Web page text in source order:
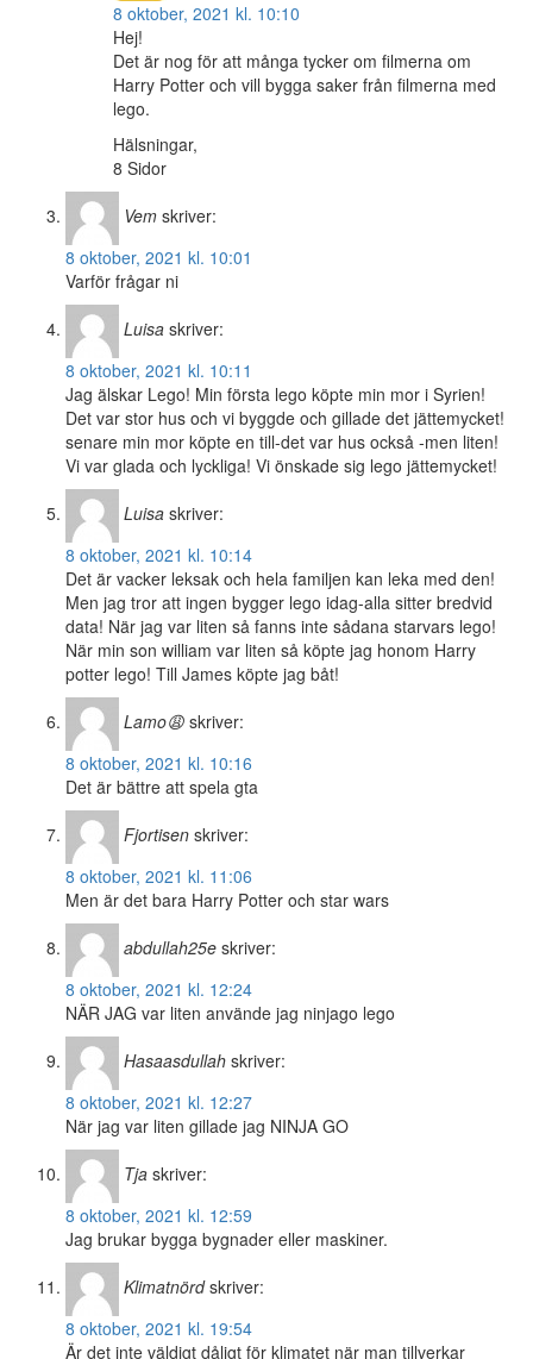
8 oktober, 2021 kl. 10:10
Hej!
Det är nog för att många tycker om filmerna om
Harry Potter och vill bygga saker från filmerna med
lego.
Hälsningar,
8 Sidor
Vem skriver:
8 oktober, 2021 kl. 10:01
Varför frågar ni
Luisa skriver:
8 oktober, 2021 kl. 10:11
Jag älskar Lego! Min första lego köpte min mor i Syrien!
Det var stor hus och vi byggde och gillade det jättemycket!
senare min mor köpte en till-det var hus också -men liten!
Vi var glada och lyckliga! Vi önskade sig lego jättemycket!
Luisa skriver:
8 oktober, 2021 kl. 10:14
Det är vacker leksak och hela familjen kan leka med den!
Men jag tror att ingen bygger lego idag-alla sitter bredvid
data! När jag var liten så fanns inte sådana starvars lego!
När min son william var liten så köpte jag honom Harry
potter lego! Till James köpte jag båt!
Lamo😩 skriver:
8 oktober, 2021 kl. 10:16
Det är bättre att spela gta
Fjortisen skriver:
8 oktober, 2021 kl. 11:06
Men är det bara Harry Potter och star wars
abdullah25e skriver:
8 oktober, 2021 kl. 12:24
NÄR JAG var liten använde jag ninjago lego
Hasaasdullah skriver:
8 oktober, 2021 kl. 12:27
När jag var liten gillade jag NINJA GO
Tja skriver:
8 oktober, 2021 kl. 12:59
Jag brukar bygga bygnader eller maskiner.
Klimatnörd skriver:
8 oktober, 2021 kl. 19:54
Är det inte väldigt dåligt för klimatet när man tillverkar